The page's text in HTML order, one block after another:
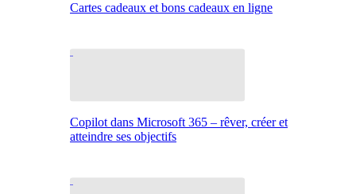
Cartes cadeaux et bons cadeaux en ligne
Copilot dans Microsoft 365 – rêver, créer et
atteindre ses objectifs